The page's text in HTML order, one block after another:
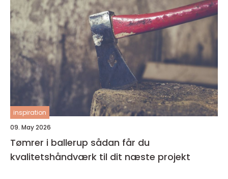
inspiration
09. May 2026
Tømrer i ballerup sådan får du
kvalitetshåndværk til dit næste projekt